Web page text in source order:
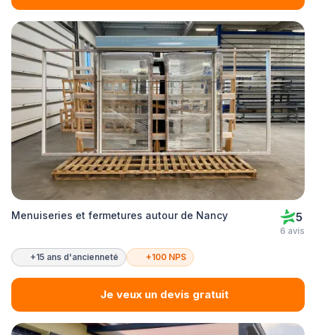
Menuiseries et fermetures autour de Nancy 5
6 avis
+15 ans d'ancienneté +100 NPS
Je veux un devis gratuit